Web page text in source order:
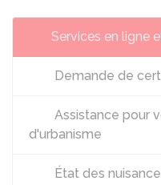
Services en ligne
Demande de
Assistance pour
d'urbanisme
État des